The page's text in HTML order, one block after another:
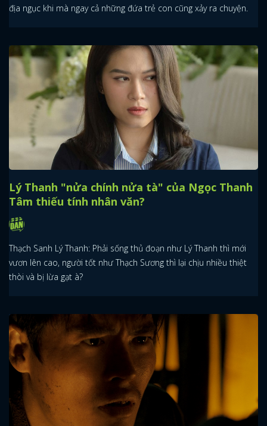
địa ngục khi mà ngay cả những đứa trẻ con cũng xảy ra chuyện.
Lý Thanh "nửa chính nửa tà" của Ngọc Thanh
Tâm thiếu tính nhân văn?
Thạch Sanh Lý Thanh: Phải sống thủ đoạn như Lý Thanh thì mới
vươn lên cao, người tốt như Thạch Sương thì lại chịu nhiều thiệt
thòi và bị lừa gạt à?